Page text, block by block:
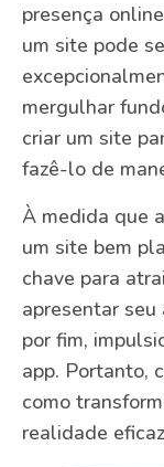
presença
um site pode
mergulhar
criar um site
fazê-lo de
À medida que
um site bem
chave para
apresentar
por fim,
app. Portanto,
como
realidade